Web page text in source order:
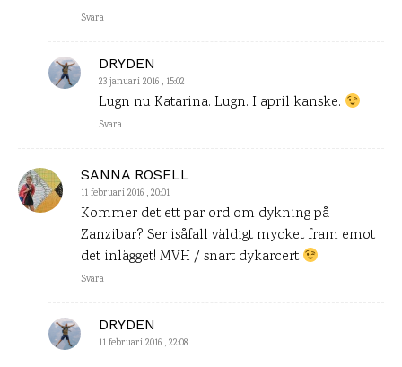
Svara
DRYDEN
23 januari 2016 , 15:02
Lugn nu Katarina. Lugn. I april kanske.
Svara
SANNA ROSELL
11 februari 2016 , 20:01
Kommer det ett par ord om dykning på
Zanzibar? Ser isåfall väldigt mycket fram emot
det inlägget! MVH / snart dykarcert
Svara
DRYDEN
11 februari 2016 , 22:08